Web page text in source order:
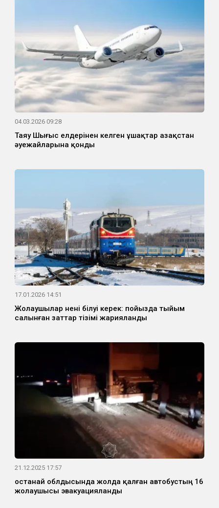
04.03.2026 09:28
Таяу Шығыс елдерінен келген ұшақтар Қазақстан
әуежайларына қонды
17.01.2026 14:51
Жолаушылар нені білуі керек: пойызда тыйым
салынған заттар тізімі жарияланды
21.12.2025 17:57
Қостанай облдысында жолда қалған автобустың 16
жолаушысы эвакуацияланды